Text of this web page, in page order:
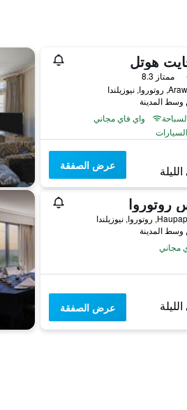
هوتل
ممتاز 8.3
واي فاي مجاني
عرض الصفقة
روتوروا
مجاني
عرض الصفقة